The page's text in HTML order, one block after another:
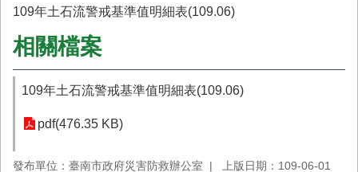
救
公
室
簡
介
災
新
109年土石流警戒基準值明細表(109.06)
相關檔案
109年土石流警戒基準值明細表(109.06)
pdf(476.35 KB)
發布單位：臺南市政府災害防救辦公室
上版日期：109-06-01